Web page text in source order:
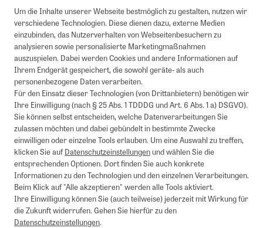
Um die Inhalte unserer Webseite bestmöglich zu gestalten, nutzen wir
verschiedene Technologien. Diese dienen dazu, externe Medien
einzubinden, das Nutzerverhalten von Webseitenbesuchern zu
analysieren sowie personalisierte Marketingmaßnahmen
auszuspielen. Dabei werden Cookies und andere Informationen auf
Ihrem Endgerät gespeichert, die sowohl geräte- als auch
personenbezogene Daten verarbeiten.
Für den Einsatz dieser Technologien (von Drittanbietern) benötigen wir
Ihre Einwilligung (nach § 25 Abs. 1 TDDDG und Art. 6 Abs. 1 a) DSGVO).
Sie können selbst entscheiden, welche Datenverarbeitungen Sie
zulassen möchten und dabei gebündelt in bestimmte Zwecke
einwilligen oder einzelne Tools erlauben. Um eine Auswahl zu treffen,
klicken Sie aufDatenschutzeinstellungenund wählen Sie die
entsprechenden Optionen. Dort finden Sie auch konkrete
Informationen zu den Technologien und den einzelnen Verarbeitungen.
Beim Klick auf "Alle akzeptieren" werden alle Tools aktiviert.
Ihre Einwilligung können Sie (auch teilweise) jederzeit mit Wirkung für
die Zukunft widerrufen. Gehen Sie hierfür zu den
Datenschutzeinstellungen.